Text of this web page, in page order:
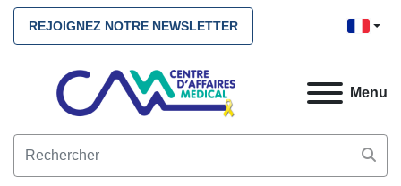
REJOIGNEZ NOTRE NEWSLETTER
Menu